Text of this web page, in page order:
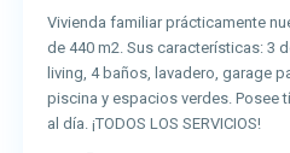
Vivienda familiar prácticamente
de 440 m2. Sus características: 3
living, 4 baños, lavadero, garage
piscina y espacios verdes.
al día. ¡TODOS LOS SERVICIOS!